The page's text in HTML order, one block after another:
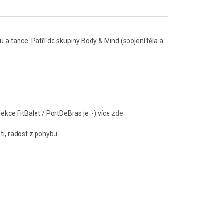
tance. Patří do skupiny Body & Mind (spojení těla a
FitBalet / PortDeBras je :-) více zde
radost z pohybu.